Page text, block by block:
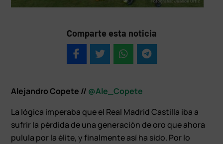
Comparte esta noticia
Alejandro Copete // @Ale_Copete
La lógica imperaba que el Real Madrid Castilla iba a
sufrir la pérdida de una generación de oro que ahora
pulula por la élite, y finalmente así ha sido. Por lo